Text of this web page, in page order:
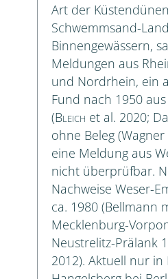
Art der
Schwemmsand-
Binnengewässern,
Meldungen aus
und Nordrhein, ein
Fund nach 1950
(Bleich et al. 2020;
ohne Beleg
eine Meldung aus
nicht überprüfbar.
Nachweise Weser-
ca. 1980 (Bellmann
Mecklenburg-
Neustrelitz-Prälank
2012). Aktuell nur